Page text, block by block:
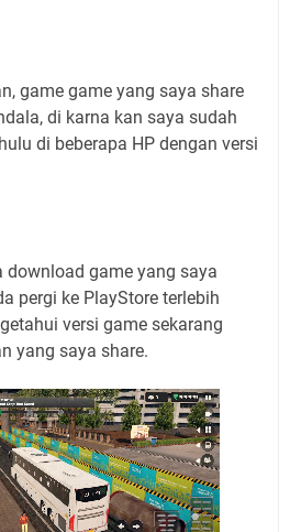
game game yang saya share
di karna kan saya sudah
di beberapa HP dengan versi
download game yang saya
pergi ke PlayStore terlebih
versi game sekarang
yang saya share.